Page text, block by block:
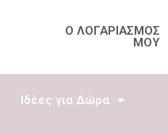
Ο ΛΟΓΑΡΙΑΣΜΟΣ
ΜΟΥ
Ιδέες για Δώρα